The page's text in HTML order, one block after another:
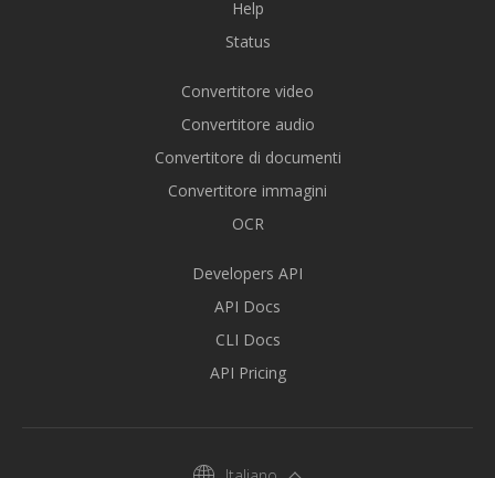
Help
Status
Convertitore video
Convertitore audio
Convertitore di documenti
Convertitore immagini
OCR
Developers API
API Docs
CLI Docs
API Pricing